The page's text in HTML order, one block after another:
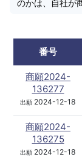
のかは、自社が
番号
商願2024-
136277
出願 2024-12-18
商願2024-
136275
出願 2024-12-18